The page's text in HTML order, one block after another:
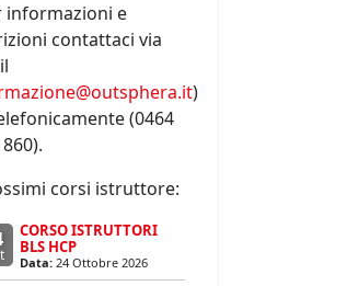
informazioni e
contattaci via
)
(0464
corsi istruttore:
CORSO ISTRUTTORI
BLS HCP
Data: 24 Ottobre 2026